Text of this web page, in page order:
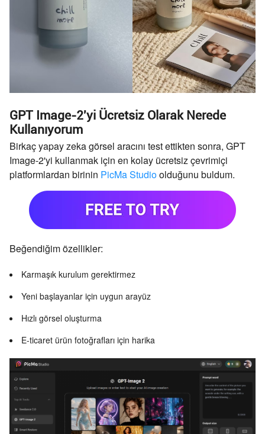
GPT Image-2'yi Ücretsiz Olarak Nerede
Kullanıyorum
Birkaç yapay zeka görsel aracını test ettikten sonra, GPT
Image-2'yi kullanmak için en kolay ücretsiz çevrimiçi
platformlardan birinin PicMa Studioolduğunu buldum.
Beğendiğim özellikler:
Karmaşık kurulum gerektirmez
Yeni başlayanlar için uygun arayüz
Hızlı görsel oluşturma
E-ticaret ürün fotoğrafları için harika